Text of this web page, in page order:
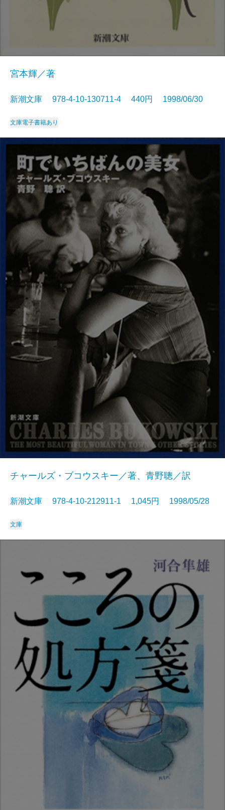
宮本輝／著
新潮文庫 978-4-10-130711-4 440円 1998/06/30
文庫電子書籍あり
チャールズ・ブコウスキー／著、青野聰／訳
新潮文庫 978-4-10-212911-1 1,045円 1998/05/28
文庫